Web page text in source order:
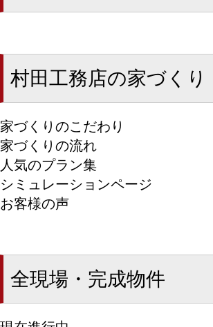
村田工務店の家づくり
家づくりのこだわり
家づくりの流れ
人気のプラン集
シミュレーションページ
お客様の声
全現場・完成物件